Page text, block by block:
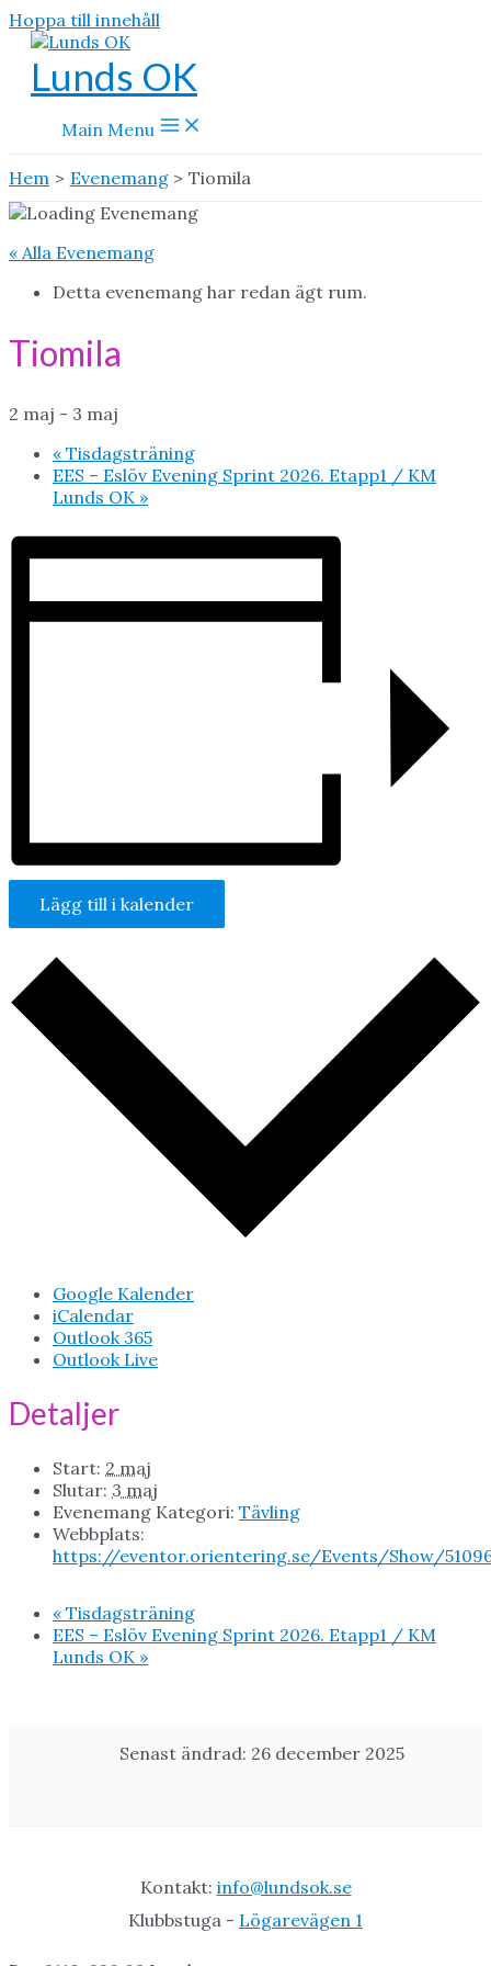
Hoppa till innehåll
Lunds OK
Main Menu
Hem Evenemang Tiomila
« Alla Evenemang
Detta evenemang har redan ägt rum.
Tiomila
2 maj - 3 maj
« Tisdagsträning
EES – Eslöv Evening Sprint 2026. Etapp1 / KM
Lunds OK »
Lägg till i kalender
Google Kalender
iCalendar
Outlook 365
Outlook Live
Detaljer
Start: 2 maj
Slutar: 3 maj
Evenemang Kategori: Tävling
Webbplats:
https://eventor.orientering.se/Events/Show/
« Tisdagsträning
EES – Eslöv Evening Sprint 2026. Etapp1 / KM
Lunds OK »
Senast ändrad: 26 december 2025
Kontakt: info@lundsok.se
Klubbstuga - Lögarevägen 1